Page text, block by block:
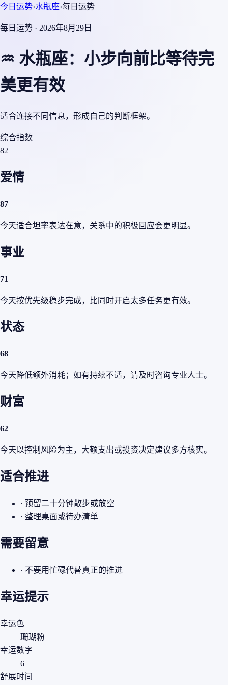
今日运势›水瓶座›每日运势
每日运势 · 2026年8月29日
♒ 水瓶座：小步向前比等待完
美更有效
适合连接不同信息，形成自己的判断框架。
综合指数
82
爱情
87
今天适合坦率表达在意，关系中的积极回应会更明显。
事业
71
今天按优先级稳步完成，比同时开启太多任务更有效。
状态
68
今天降低额外消耗；如有持续不适，请及时咨询专业人士。
财富
62
今天以控制风险为主，大额支出或投资决定建议多方核实。
适合推进
· 预留二十分钟散步或放空
· 整理桌面或待办清单
需要留意
· 不要用忙碌代替真正的推进
幸运提示
幸运色
珊瑚粉
幸运数字
6
舒展时间